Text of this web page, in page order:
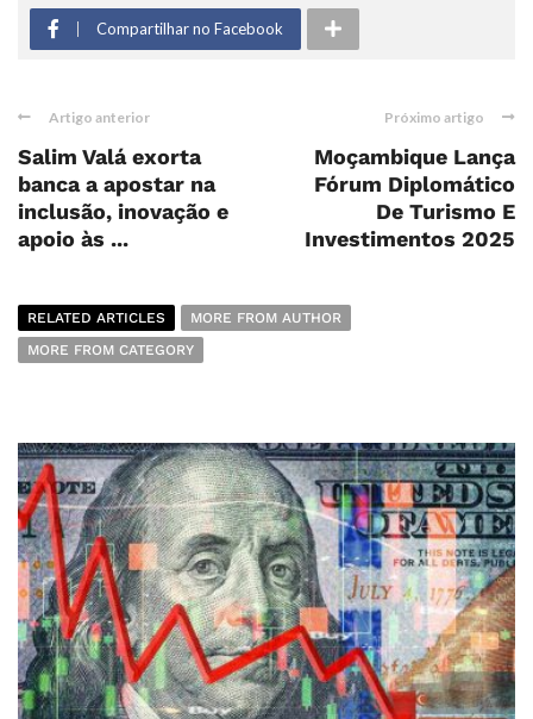
Compartilhar no Facebook
Artigo anterior
Salim Valá exorta
banca a apostar na
inclusão, inovação e
apoio às ...
Próximo artigo
Moçambique Lança
Fórum Diplomático
De Turismo E
Investimentos 2025
RELATED ARTICLES
MORE FROM AUTHOR
MORE FROM CATEGORY